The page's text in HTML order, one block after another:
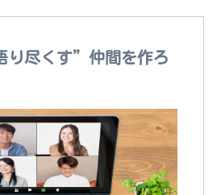
り尽くす”仲間を作ろ